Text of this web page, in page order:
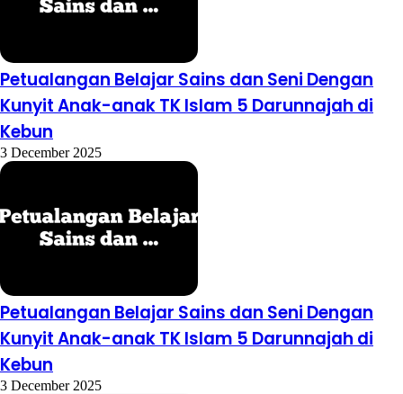
Petualangan Belajar Sains dan Seni Dengan
Kunyit Anak-anak TK Islam 5 Darunnajah di
Kebun
3 December 2025
Petualangan Belajar Sains dan Seni Dengan
Kunyit Anak-anak TK Islam 5 Darunnajah di
Kebun
3 December 2025